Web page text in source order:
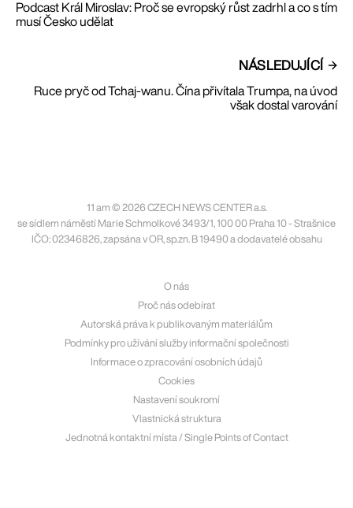
Podcast Král Miroslav: Proč se evropský růst zadrhl a co s tím
musí Česko udělat
NÁSLEDUJÍCÍ
Ruce pryč od Tchaj-wanu. Čína přivítala Trumpa, na úvod
však dostal varování
11 am © 2026 CZECH NEWS CENTER a.s.
se sídlem náměstí Marie Schmolkové 3493/1, 100 00 Praha 10 - Strašnice
IČO: 02346826, zapsána v OR, sp.zn. B 19490 a dodavatelé obsahu
O nás
Proč nás odebírat
Autorská práva k publikovaným materiálům
Podmínky pro užívání služby informační společnosti
Informace o zpracování osobních údajů
Cookies
Nastavení soukromí
Vlastnická struktura
Jednotná kontaktní místa / Single Points of Contact